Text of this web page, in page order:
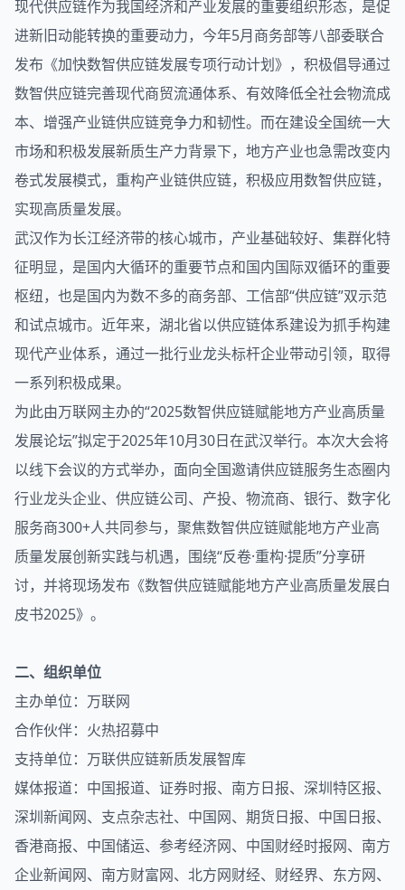
现代供应链作为我国经济和产业发展的重要组织形态，是促
进新旧动能转换的重要动力，今年5月商务部等八部委联合
发布《加快数智供应链发展专项行动计划》，积极倡导通过
数智供应链完善现代商贸流通体系、有效降低全社会物流成
本、增强产业链供应链竞争力和韧性。而在建设全国统一大
市场和积极发展新质生产力背景下，地方产业也急需改变内
卷式发展模式，重构产业链供应链，积极应用数智供应链，
实现高质量发展。
武汉作为长江经济带的核心城市，产业基础较好、集群化特
征明显，是国内大循环的重要节点和国内国际双循环的重要
枢纽，也是国内为数不多的商务部、工信部“供应链”双示范
和试点城市。近年来，湖北省以供应链体系建设为抓手构建
现代产业体系，通过一批行业龙头标杆企业带动引领，取得
一系列积极成果。
为此由万联网主办的“2025数智供应链赋能地方产业高质量
发展论坛”拟定于2025年10月30日在武汉举行。本次大会将
以线下会议的方式举办，面向全国邀请供应链服务生态圈内
行业龙头企业、供应链公司、产投、物流商、银行、数字化
服务商300+人共同参与，聚焦数智供应链赋能地方产业高
质量发展创新实践与机遇，围绕“反卷·重构·提质”分享研
讨，并将现场发布《数智供应链赋能地方产业高质量发展白
皮书2025》。
二、组织单位
主办单位：万联网
合作伙伴：火热招募中
支持单位：万联供应链新质发展智库
媒体报道：中国报道、证券时报、南方日报、深圳特区报、
深圳新闻网、支点杂志社、中国网、期货日报、中国日报、
香港商报、中国储运、参考经济网、中国财经时报网、南方
企业新闻网、南方财富网、北方网财经、财经界、东方网、